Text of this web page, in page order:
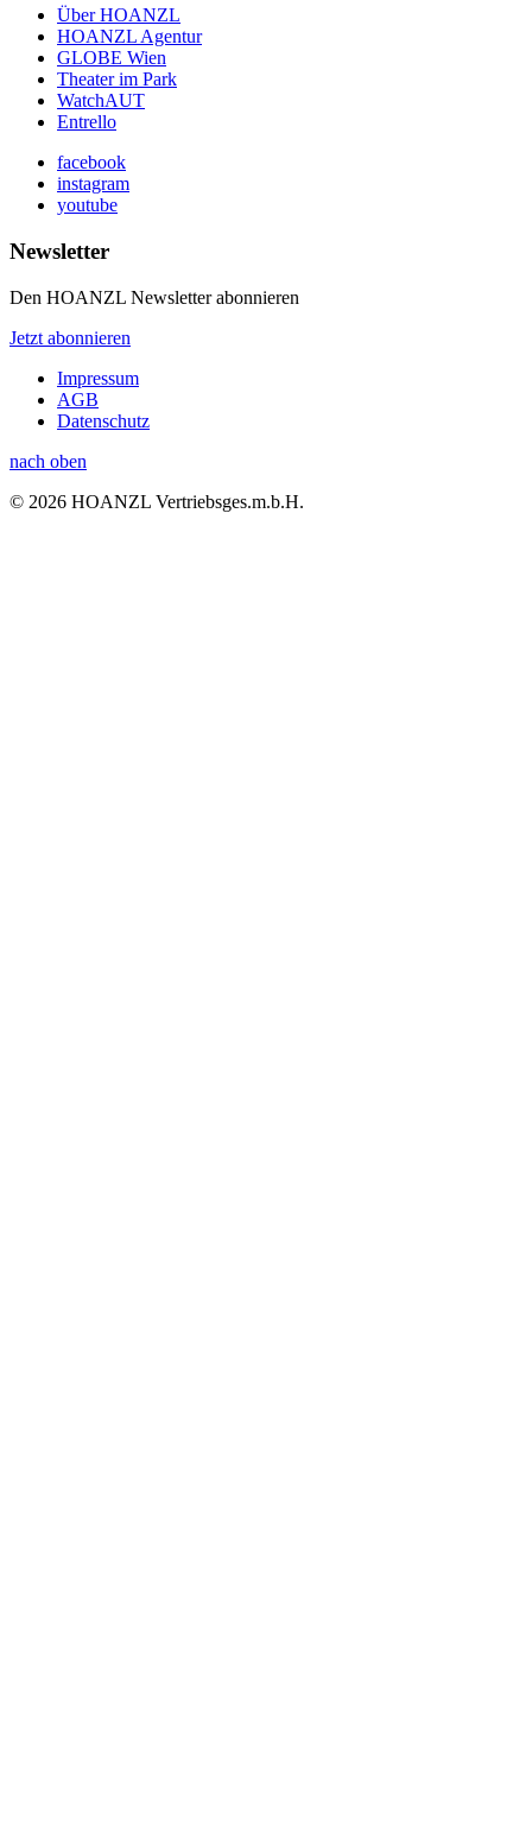
Über HOANZL
HOANZL Agentur
GLOBE Wien
Theater im Park
WatchAUT
Entrello
facebook
instagram
youtube
Newsletter
Den HOANZL Newsletter abonnieren
Jetzt abonnieren
Impressum
AGB
Datenschutz
nach oben
© 2026 HOANZL Vertriebsges.m.b.H.